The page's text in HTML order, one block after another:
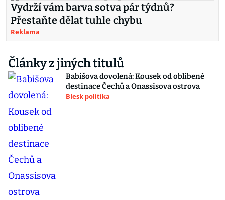
Vydrží vám barva sotva pár týdnů?
Přestaňte dělat tuhle chybu
Reklama
Články z jiných titulů
Babišova dovolená: Kousek od oblíbené
destinace Čechů a Onassisova ostrova
Blesk politika